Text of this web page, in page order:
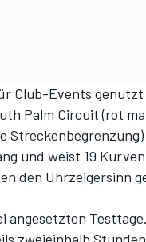
Club-Events
Palm Circuit (rot
und weist 19
den Uhrzeigersinn
angesetzten